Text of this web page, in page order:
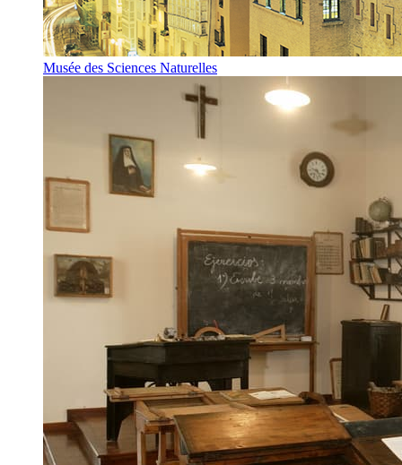
Musée des Sciences Naturelles